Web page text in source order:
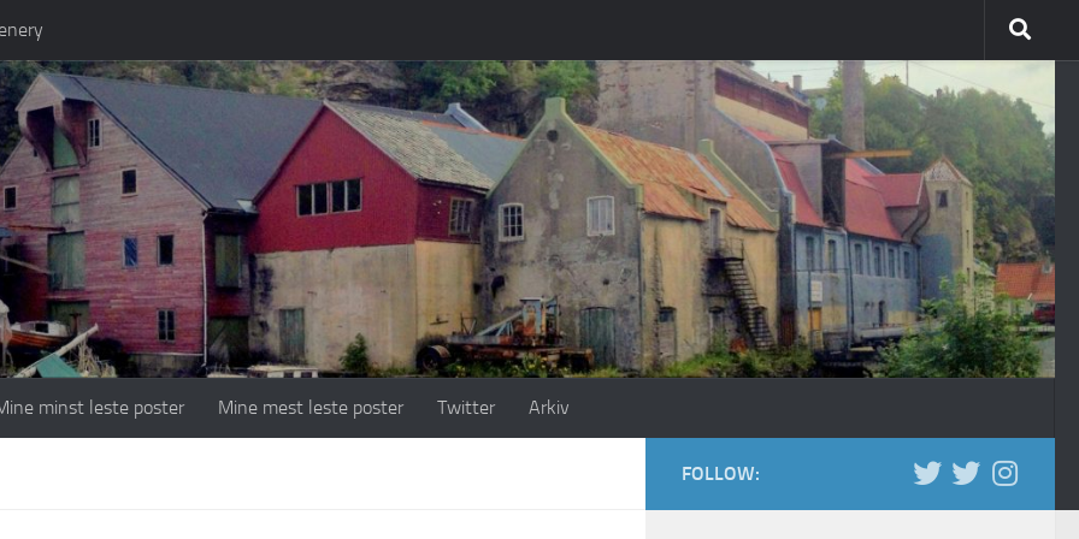
minst leste poster Mine mest leste poster Twitter Arkiv
FOLLOW: